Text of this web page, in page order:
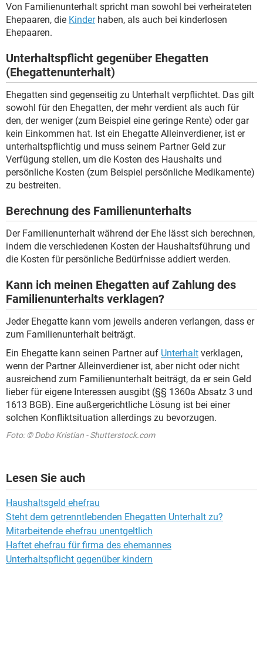
Von Familienunterhalt spricht man sowohl bei verheirateten
Ehepaaren, die Kinderhaben, als auch bei kinderlosen
Ehepaaren.
Unterhaltspflicht gegenüber Ehegatten
(Ehegattenunterhalt)
Ehegatten sind gegenseitig zu Unterhalt verpflichtet. Das gilt
sowohl für den Ehegatten, der mehr verdient als auch für
den, der weniger (zum Beispiel eine geringe Rente) oder gar
kein Einkommen hat. Ist ein Ehegatte Alleinverdiener, ist er
unterhaltspflichtig und muss seinem Partner Geld zur
Verfügung stellen, um die Kosten des Haushalts und
persönliche Kosten (zum Beispiel persönliche Medikamente)
zu bestreiten.
Berechnung des Familienunterhalts
Der Familienunterhalt während der Ehe lässt sich berechnen,
indem die verschiedenen Kosten der Haushaltsführung und
die Kosten für persönliche Bedürfnisse addiert werden.
Kann ich meinen Ehegatten auf Zahlung des
Familienunterhalts verklagen?
Jeder Ehegatte kann vom jeweils anderen verlangen, dass er
zum Familienunterhalt beiträgt.
Ein Ehegatte kann seinen Partner auf Unterhalt verklagen,
wenn der Partner Alleinverdiener ist, aber nicht oder nicht
ausreichend zum Familienunterhalt beiträgt, da er sein Geld
lieber für eigene Interessen ausgibt (§§ 1360a Absatz 3 und
1613 BGB). Eine außergerichtliche Lösung ist bei einer
solchen Konfliktsituation allerdings zu bevorzugen.
Foto: © Dobo Kristian - Shutterstock.com
Lesen Sie auch
Haushaltsgeld ehefrau
Steht dem getrenntlebenden Ehegatten Unterhalt zu?
Mitarbeitende ehefrau unentgeltlich
Haftet ehefrau für firma des ehemannes
Unterhaltspflicht gegenüber kindern